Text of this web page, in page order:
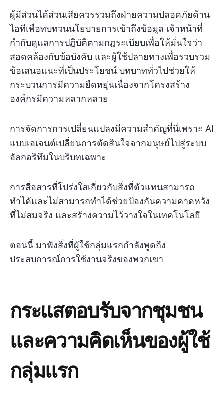
ผู้มีส่วนได้ส่วนเสียควรรวมถึงฝ่ายความปลอดภัยด้าน
ไอทีเพื่อทบทวนนโยบายการเข้าถึงข้อมูล เจ้าหน้าที่
กำกับดูแลการปฏิบัติตามกฎระเบียบเพื่อให้มั่นใจว่า
สอดคล้องกับข้อบังคับ และผู้ใช้ปลายทางเพื่อรวบรวม
ข้อเสนอแนะที่เป็นประโยชน์ บทบาททั่วไปช่วยให้
กระบวนการมีความยืดหยุ่นเนื่องจากโครงสร้าง
องค์กรมีความหลากหลาย
การจัดการการเปลี่ยนแปลงมีความสำคัญที่นี่เพราะ AI
แบบเอเจนต์เปลี่ยนการตัดสินใจจากมนุษย์ไปสู่ระบบ
อัลกอริทึมในบริบทเฉพาะ
การสื่อสารที่โปร่งใสเกี่ยวกับสิ่งที่ตัวแทนสามารถ
ทำได้และไม่สามารถทำได้ช่วยป้องกันความคาดหวัง
ที่ไม่สมจริง และสร้างความไว้วางใจในเทคโนโลยี
ตอนนี้ มาฟังสิ่งที่ผู้ใช้กลุ่มแรกกำลังพูดถึง
ประสบการณ์การใช้งานจริงของพวกเขา
กระแสตอบรับจากชุมชน
และความคิดเห็นของผู้ใช้
กลุ่มแรก